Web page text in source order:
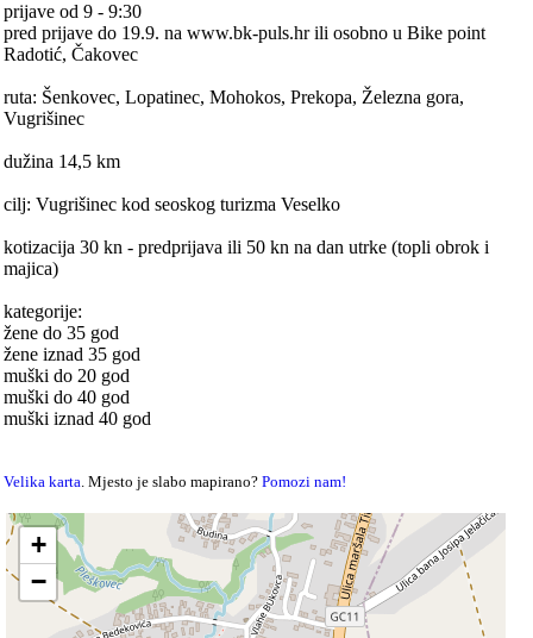
prijave od 9 - 9:30
pred prijave do 19.9. na www.bk-puls.hr ili osobno u Bike point
Radotić, Čakovec
ruta: Šenkovec, Lopatinec, Mohokos, Prekopa, Železna gora,
Vugrišinec
dužina 14,5 km
cilj: Vugrišinec kod seoskog turizma Veselko
kotizacija 30 kn - predprijava ili 50 kn na dan utrke (topli obrok i
majica)
kategorije:
žene do 35 god
žene iznad 35 god
muški do 20 god
muški do 40 god
muški iznad 40 god
Velika karta. Mjesto je slabo mapirano?Pomozi nam!
+
−